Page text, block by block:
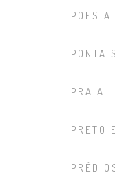
POESIA
PONTA
PRAIA
PRETO